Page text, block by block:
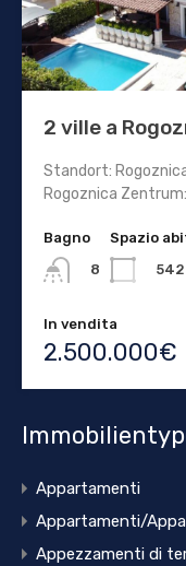
2 ville a
Standort:
Rogoznica
Bagno
8
Spazio
542
In vendita
2.500.000€
Appartamenti
Appartamenti/
Appezzamenti di